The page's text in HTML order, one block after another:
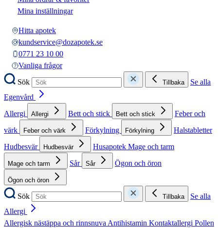
Mina inställningar
Hitta apotek
kundservice@dozapotek.se
0771 23 10 00
Vanliga frågor
Sök
Tillbaka
Se alla
Egenvård
Allergi
Allergi Bett och stick Bett och stick
Feber och
värk
Feber och värk Förkylning Förkylning
Halstabletter
Hudbesvär
Hudbesvär Husapotek Mage och tarm
Mage och tarm Sår Sår Ögon och öron
Ögon och öron
Sök Tillbaka
Se alla
Allergi
Allergisk nästäppa och rinnsnuvaAntihistamin Kontaktallergi Pollen